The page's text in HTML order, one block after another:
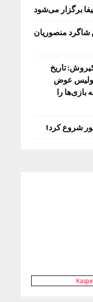
برگزار می‌شود
منصوریان
تاریخ
عوض
بازی‌ها را
شروع کرد!